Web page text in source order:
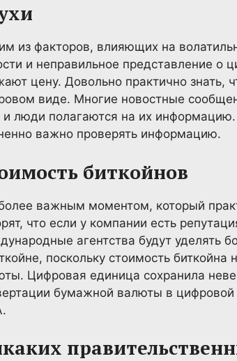
из факторов, влияющих на
и неправильное представление
цену. Довольно практично знать,
виде. Многие новостные
и люди полагаются на их
важно проверять информацию.
биткойнов
важным моментом, который
что если у компании есть
агентства будут уделять
поскольку стоимость
Цифровая единица сохранила
бумажной валюты в цифровой